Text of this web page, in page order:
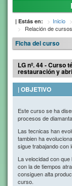
| Estás en: Inicio
Relación de cursos
Ficha del curso
LG nº. 44 - Curso
restauración y
| OBJETIVO
Este curso se ha
procesos de
Las tecnicas han
tambien ha
sigue trabajando con
La velocidad con
con la de tiempos
consiguen alta
curso.